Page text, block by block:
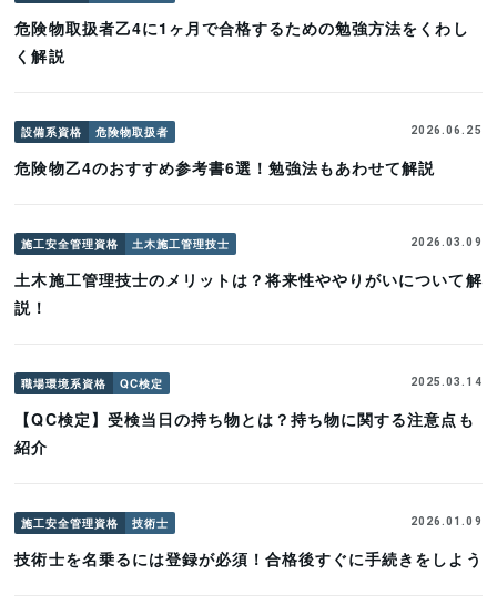
危険物取扱者乙4に1ヶ月で合格するための勉強方法をくわし
く解説
設備系資格 危険物取扱者 2026.06.25
危険物乙4のおすすめ参考書6選！勉強法もあわせて解説
施工安全管理資格 土木施工管理技士 2026.03.09
土木施工管理技士のメリットは？将来性ややりがいについて解
説！
職場環境系資格 QC検定 2025.03.14
【QC検定】受検当日の持ち物とは？持ち物に関する注意点も
紹介
施工安全管理資格 技術士 2026.01.09
技術士を名乗るには登録が必須！合格後すぐに手続きをしよう